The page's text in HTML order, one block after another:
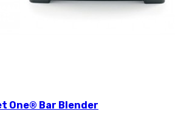
One® Bar Blender